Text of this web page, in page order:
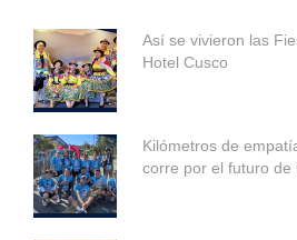
Así se vivieron las
Hotel Cusco
Kilómetros de
corre por el futuro de